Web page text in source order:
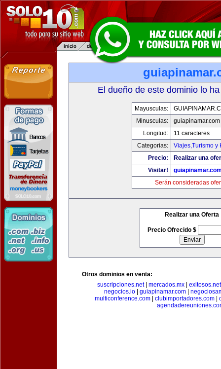
El dueño de este dominio lo
Mayusculas:
Minusculas:
guiapinamar.com
Longitud:
11 caracteres
Categorias:
Viajes,Turismo y
Precio:
Realizar una
Visitar!
Serán consideradas
Realizar una Oferta
Precio Ofrecido $
Otros dominios en venta:
suscripciones.net| mercados.mx
exitosos.net
negocios.io
guiapinamar.com
multiconference.com
clubimportadores.com